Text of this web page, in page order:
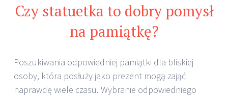
Czy statuetka to dobry pomysł
na pamiątkę?
Poszukiwania odpowiedniej pamiątki dla bliskiej
osoby, która posłuży jako prezent mogą zająć
naprawdę wiele czasu. Wybranie odpowiedniego